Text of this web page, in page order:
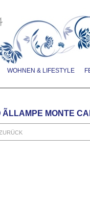
WOHNEN & LIFESTYLE
ÃLLAMPE MONTE